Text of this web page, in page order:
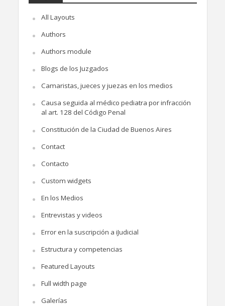
All Layouts
Authors
Authors module
Blogs de los Juzgados
Camaristas, jueces y juezas en los medios
Causa seguida al médico pediatra por infracción
al art. 128 del Código Penal
Constitución de la Ciudad de Buenos Aires
Contact
Contacto
Custom widgets
En los Medios
Entrevistas y videos
Error en la suscripción a iJudicial
Estructura y competencias
Featured Layouts
Full width page
Galerías